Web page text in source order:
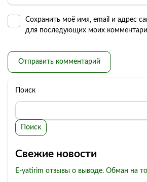
Сохранить моё имя, email и адрес
для последующих моих
Поиск
Поиск
Свежие новости
E-yatirim отзывы о выводе. Обман на